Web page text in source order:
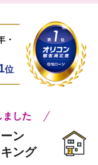
・
位
ました
ン
ング